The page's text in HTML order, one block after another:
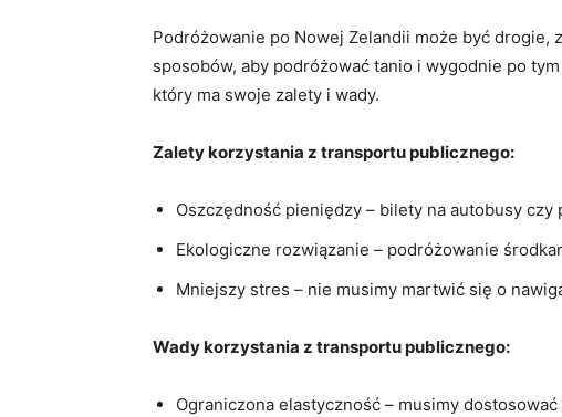
Podróżowanie po Nowej Zelandii może być drogie,
sposobów, aby podróżować tanio i wygodnie po
który ma swoje zalety i⁢ wady.
Zalety korzystania z transportu publicznego:
Oszczędność pieniędzy – bilety na autobusy
Ekologiczne rozwiązanie – podróżowanie
Mniejszy stres – nie musimy martwić się o
Wady korzystania ⁣z ‌transportu publicznego:
Ograniczona ⁣elastyczność – musimy